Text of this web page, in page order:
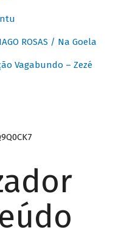
ROSAS / Na Goela
Vagabundo – Zezé